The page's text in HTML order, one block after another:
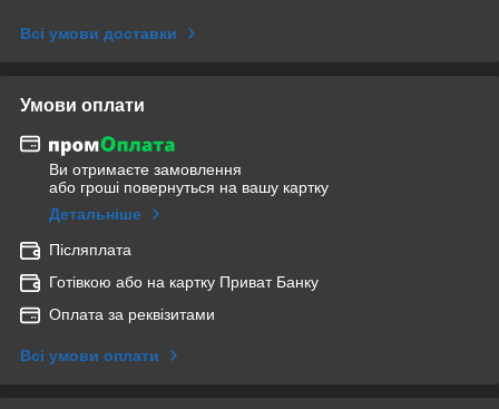
Всі умови доставки
Умови оплати
Ви отримаєте замовлення
або гроші повернуться на вашу картку
Детальніше
Післяплата
Готівкою або на картку Приват Банку
Оплата за реквізитами
Всі умови оплати